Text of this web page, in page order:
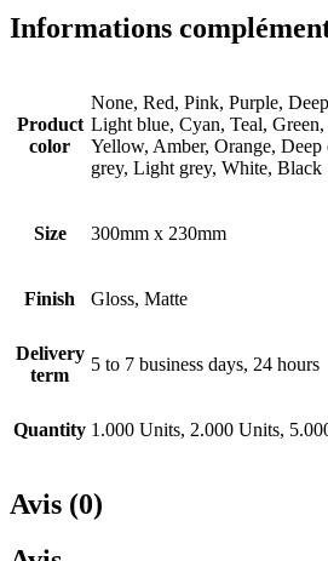
Informations
Product
color
None, Red, Pink, Purple,
Light blue, Cyan, Teal,
Yellow, Amber, Orange,
grey, Light grey, White, Black
Size 300mm x 230mm
Finish Gloss, Matte
Delivery
term
5 to 7 business days, 24 hours
Quantity 1.000 Units, 2.000 Units,
Avis (0)